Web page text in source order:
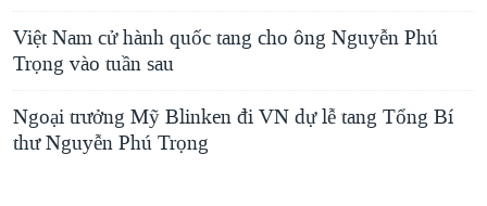
Việt Nam cử hành quốc tang cho ông Nguyễn Phú
Trọng vào tuần sau
Ngoại trưởng Mỹ Blinken đi VN dự lễ tang Tổng Bí
thư Nguyễn Phú Trọng